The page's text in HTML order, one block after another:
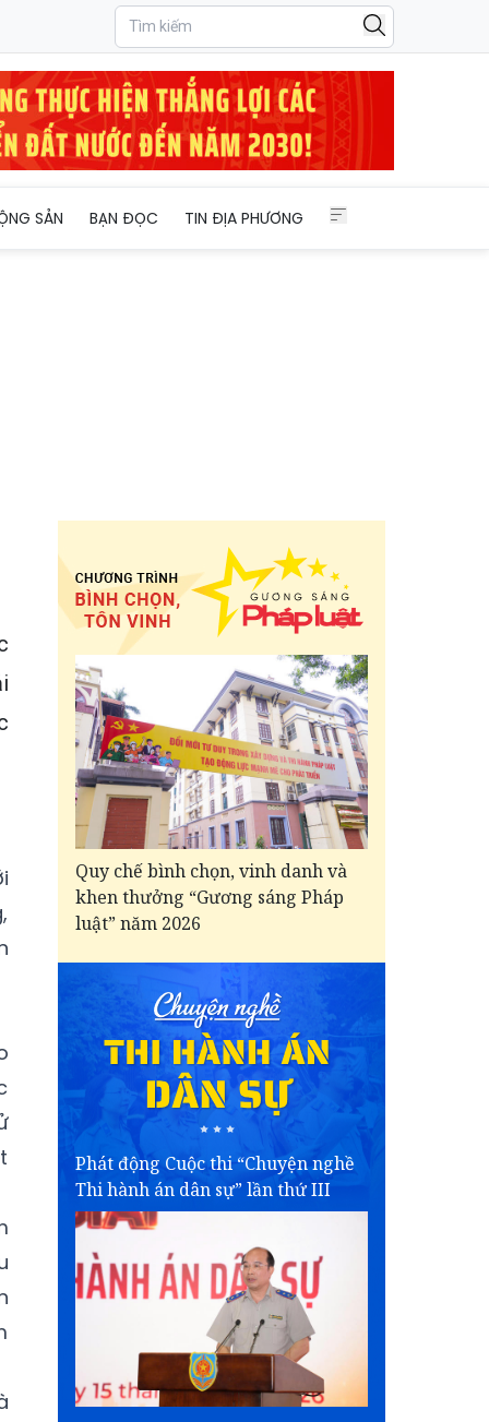
SẢN BẠN ĐỌC TIN ĐỊA PHƯƠNG
Quy chế bình chọn, vinh danh và
khen thưởng “Gương sáng Pháp
luật” năm 2026
Phát động Cuộc thi “Chuyện nghề
Thi hành án dân sự” lần thứ III